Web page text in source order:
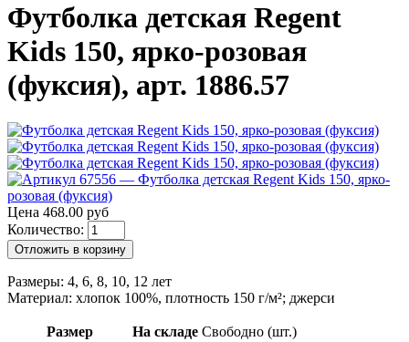
Футболка детская Regent
Kids 150, ярко-розовая
(фуксия), арт. 1886.57
Цена 468.00 руб
Количество:
Отложить в корзину
Размеры: 4, 6, 8, 10, 12 лет
Материал: хлопок 100%, плотность 150 г/м²; джерси
Размер На складе Свободно (шт.)